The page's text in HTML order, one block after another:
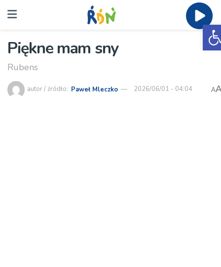
Piękne mam sny
Rubens
autor / źródło: Paweł Mleczko 2026/06/01 - 04:04 A